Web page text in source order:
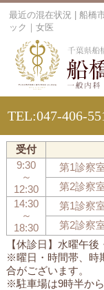
最近の混在状況 | 船橋
ック｜女医
TEL:047-406-
【休診日】水曜午
※曜日・時間帯、時
合がございます。
※駐車場は9時半か
受付
9:30
～
12:30
第1診察
第2診察
14:30
～
18:30
第1診察
第2診察